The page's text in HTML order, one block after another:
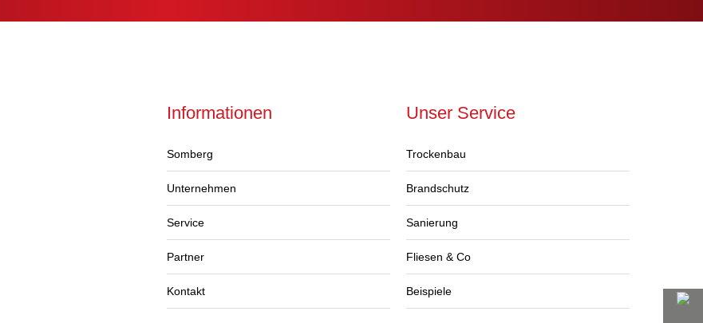
Informationen
Somberg
Unternehmen
Service
Partner
Kontakt
Unser Service
Trockenbau
Brandschutz
Sanierung
Fliesen & Co
Beispiele